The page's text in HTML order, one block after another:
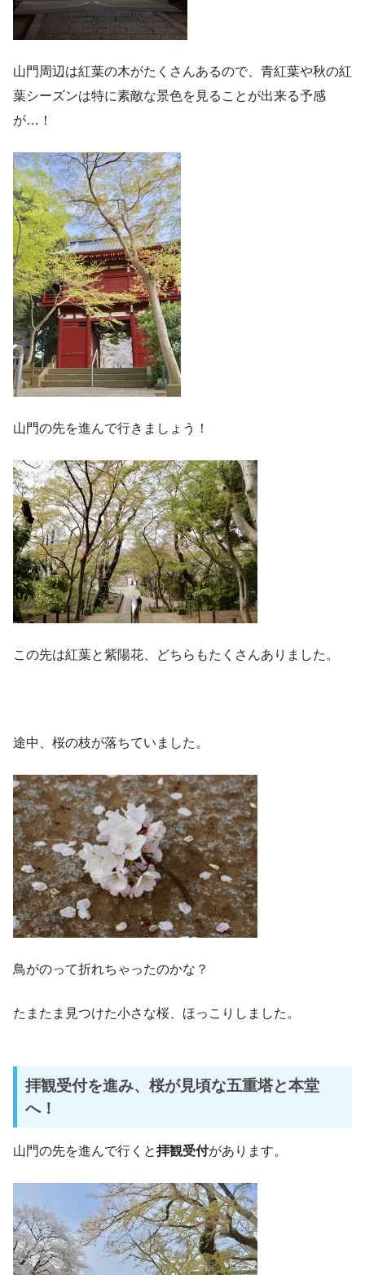
山門周辺は紅葉の木がたくさんあるので、青紅葉や秋の紅
葉シーズンは特に素敵な景色を見ることが出来る予感
が…！
山門の先を進んで行きましょう！
この先は紅葉と紫陽花、どちらもたくさんありました。
途中、桜の枝が落ちていました。
鳥がのって折れちゃったのかな？
たまたま見つけた小さな桜、ほっこりしました。
拝観受付を進み、桜が見頃な五重塔と本堂
へ！
山門の先を進んで行くと拝観受付があります。